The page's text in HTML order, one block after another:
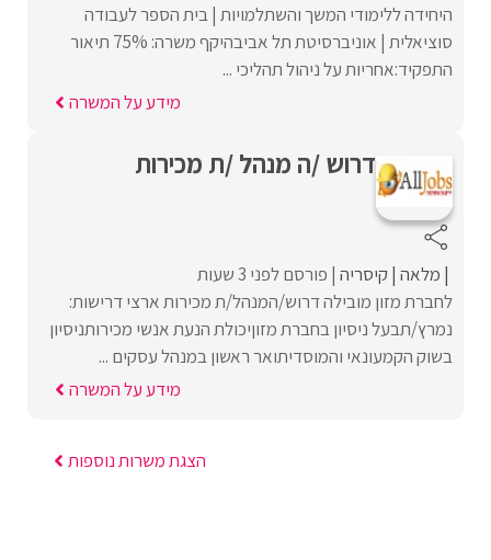
היחידה ללימודי המשך והשתלמויות | בית הספר לעבודה
סוציאלית | אוניברסיטת תל אביבהיקף משרה: 75% תיאור
התפקיד:אחריות על ניהול תהליכי ...
מידע על המשרה
דרוש /ה מנהל /ת מכירות
מלאה קיסריה פורסם לפני 3 שעות
לחברת מזון מובילה דרוש/המנהל/ת מכירות ארצי דרישות:
נמרץ/תבעל ניסיון בחברת מזוןיכולת הנעת אנשי מכירותניסיון
בשוק הקמעונאי והמוסדיתואר ראשון במנהל עסקים ...
מידע על המשרה
הצגת משרות נוספות